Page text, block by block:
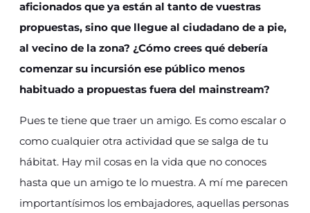
aficionados que ya están al tanto de vuestras
propuestas, sino que llegue al ciudadano de a pie,
al vecino de la zona? ¿Cómo crees qué debería
comenzar su incursión ese público menos
habituado a propuestas fuera del mainstream?
Pues te tiene que traer un amigo. Es como escalar o
como cualquier otra actividad que se salga de tu
hábitat. Hay mil cosas en la vida que no conoces
hasta que un amigo te lo muestra. A mí me parecen
importantísimos los embajadores, aquellas personas